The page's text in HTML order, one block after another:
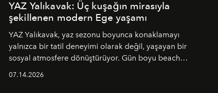
YAZ Yalıkavak: Üç kuşağın mirasıyla
şekillenen modern Ege yaşamı
YAZ Yalıkavak, yaz sezonu boyunca konaklamayı
yalnızca bir tatil deneyimi olarak değil, yaşayan bir
sosyal atmosfere dönüştürüyor. Gün boyu beach
07.14.2026